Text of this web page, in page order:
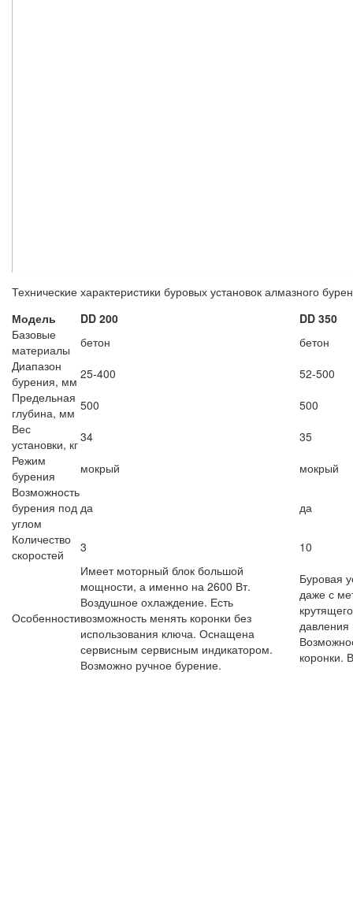
Технические характеристики буровых установок алмазного
Модель
DD 200
DD 350
Базовые
материалы
бетон
бетон
Диапазон
бурения, мм 25-400
52-500
Предельная
глубина, мм 500
500
Вес
установки, кг34
35
Режим
бурения
мокрый
мокрый
Возможность
бурения под
углом
да
да
Количество
скоростей
3 10
Особенности
Имеет моторный блок большой
мощности, а именно на 2600 Вт.
Воздушное охлаждение. Есть
возможность менять коронки без
использования ключа. Оснащена
сервисным сервисным индикатором.
Возможно ручное бурение.
Буровая
даже с
давления
коронки.